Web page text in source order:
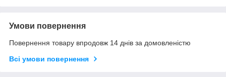
Умови повернення
Повернення товару впродовж 14 днів за домовленістю
Всі умови повернення